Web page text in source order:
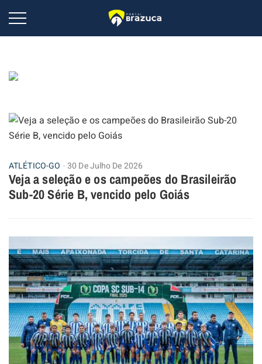
ATLÉTICO-GO 30 De Julho De 2026
Veja a seleção e os campeões do Brasileirão
Sub-20 Série B, vencido pelo Goiás